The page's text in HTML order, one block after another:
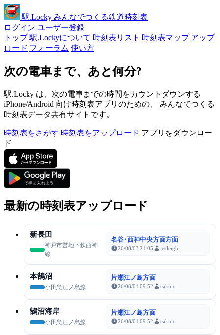
駅.Locky みんなでつくる鉄道時刻表
ログイン ユーザー登録
トップ 駅.Lockyについて 時刻表リスト 時刻表マップ アップ
ロード フォーラム 使い方
次の電車まで、あと何分?
駅.Locky は、次の電車までの時間をカウントダウンする
iPhone/Android 向け時刻表アプリのための、 みんなでつくる
時刻表データ共有サイトです。
時刻表をさがす 時刻表をアップロード アプリをダウンロー
ド
最新の時刻表アップロード
新長田
神戸市営地下鉄西神
線
名谷･西神中央方面方面
26/08/03 21:05 jettleigh
本鵠沼
小田急江ノ島線
片瀬江ノ島方面
26/08/01 09:52 tsrknic
鵠沼海岸
小田急江ノ島線
片瀬江ノ島方面
26/08/01 09:52 tsrknic